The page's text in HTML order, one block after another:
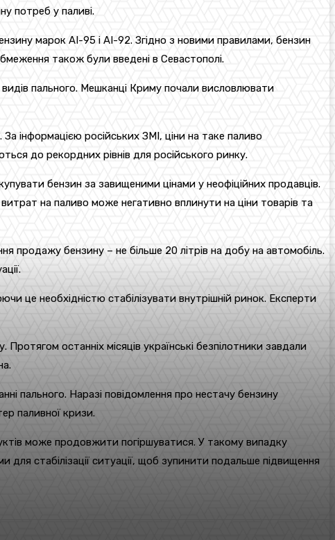
потреб у паливі.
марок АІ-95 і АІ-92. Згідно з новими правилами, бензин
також були введені в Севастополі.
пального. Мешканці Криму почали висловлювати
інформацією російських ЗМІ, ціни на таке паливо
до рекордних рівнів для російського ринку.
бензин за завищеними цінами у неофіційних продавців.
на паливо може негативно вплинути на ціни товарів та
продажу бензину – не більше 20 літрів на добу на автомобіль.
це необхідністю стабілізувати внутрішній ринок. Експерти
останніх місяців українські безпілотники завдали
пального. Наразі повідомлення про нестачу бензину
паливної кризи.
може продовжити погіршуватися. У такому випадку
стабілізації ситуації, щоб зупинити подальше підвищення